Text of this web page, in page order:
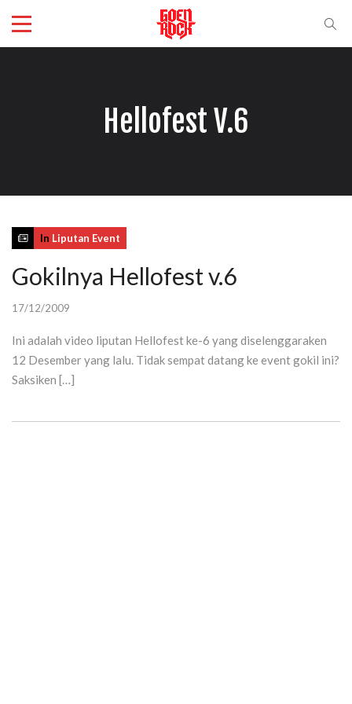
Hellofest V.6
In Liputan Event
Gokilnya Hellofest v.6
17/12/2009
Ini adalah video liputan Hellofest ke-6 yang diselenggaraken
12 Desember yang lalu. Tidak sempat datang ke event gokil ini?
Saksiken […]